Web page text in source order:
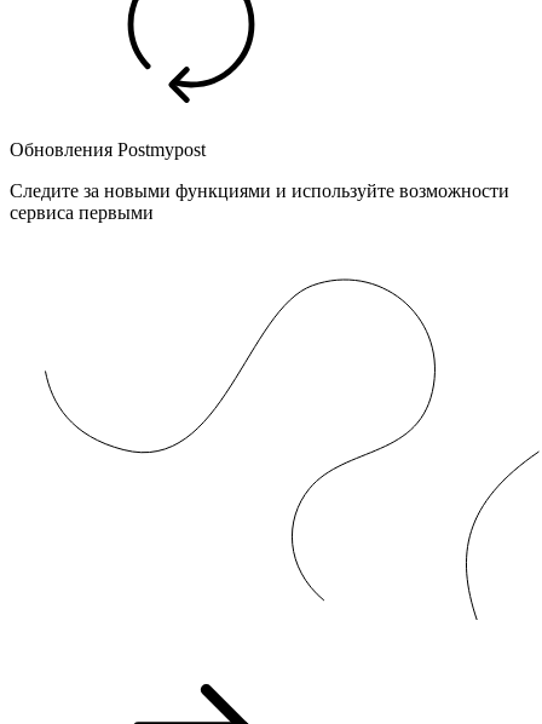
Обновления Postmypost
Следите за новыми функциями и используйте возможности
сервиса первыми